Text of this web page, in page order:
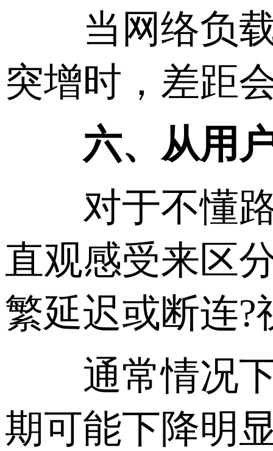
当网络负载
突增时，差距
六、从用户
对于不懂路
直观感受来区
繁延迟或断连?
通常情况下
期可能下降明